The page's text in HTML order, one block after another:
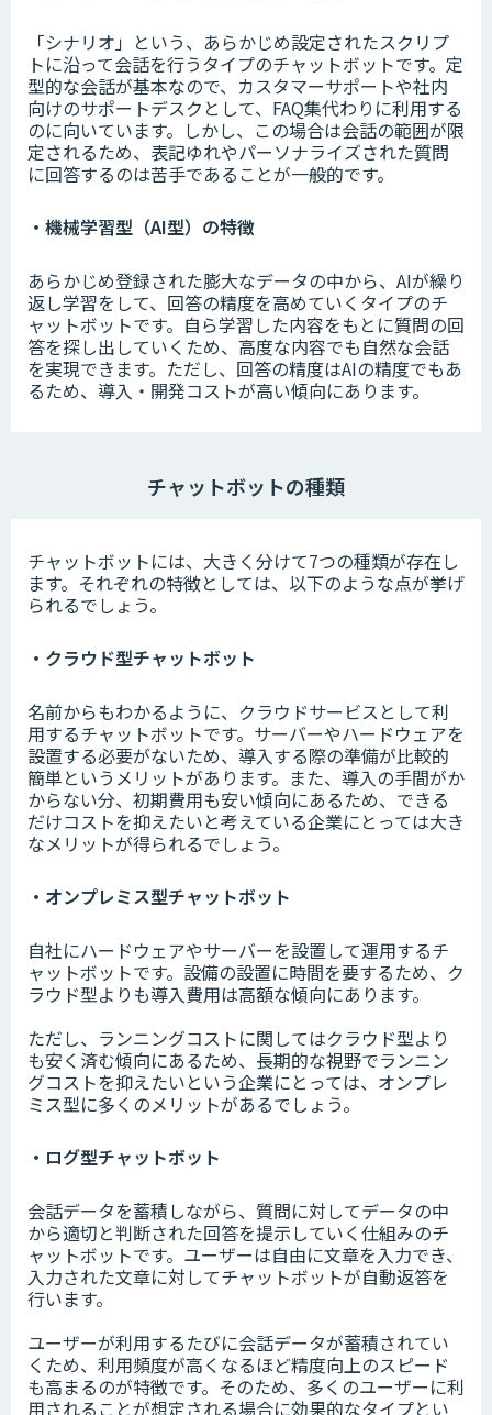
「シナリオ」という、あらかじめ設定されたスクリプ
トに沿って会話を行うタイプのチャットボットです。定
型的な会話が基本なので、カスタマーサポートや社内
向けのサポートデスクとして、FAQ集代わりに利用する
のに向いています。しかし、この場合は会話の範囲が限
定されるため、表記ゆれやパーソナライズされた質問
に回答するのは苦手であることが一般的です。
・機械学習型（AI型）の特徴
あらかじめ登録された膨大なデータの中から、AIが繰り
返し学習をして、回答の精度を高めていくタイプのチ
ャットボットです。自ら学習した内容をもとに質問の回
答を探し出していくため、高度な内容でも自然な会話
を実現できます。ただし、回答の精度はAIの精度でもあ
るため、導入・開発コストが高い傾向にあります。
チャットボットの種類
チャットボットには、大きく分けて7つの種類が存在し
ます。それぞれの特徴としては、以下のような点が挙げ
られるでしょう。
・クラウド型チャットボット
名前からもわかるように、クラウドサービスとして利
用するチャットボットです。サーバーやハードウェアを
設置する必要がないため、導入する際の準備が比較的
簡単というメリットがあります。また、導入の手間がか
からない分、初期費用も安い傾向にあるため、できる
だけコストを抑えたいと考えている企業にとっては大き
なメリットが得られるでしょう。
・オンプレミス型チャットボット
自社にハードウェアやサーバーを設置して運用するチ
ャットボットです。設備の設置に時間を要するため、ク
ラウド型よりも導入費用は高額な傾向にあります。
ただし、ランニングコストに関してはクラウド型より
も安く済む傾向にあるため、長期的な視野でランニン
グコストを抑えたいという企業にとっては、オンプレ
ミス型に多くのメリットがあるでしょう。
・ログ型チャットボット
会話データを蓄積しながら、質問に対してデータの中
から適切と判断された回答を提示していく仕組みのチ
ャットボットです。ユーザーは自由に文章を入力でき、
入力された文章に対してチャットボットが自動返答を
行います。
ユーザーが利用するたびに会話データが蓄積されてい
くため、利用頻度が高くなるほど精度向上のスピード
も高まるのが特徴です。そのため、多くのユーザーに利
用されることが想定される場合に効果的なタイプとい